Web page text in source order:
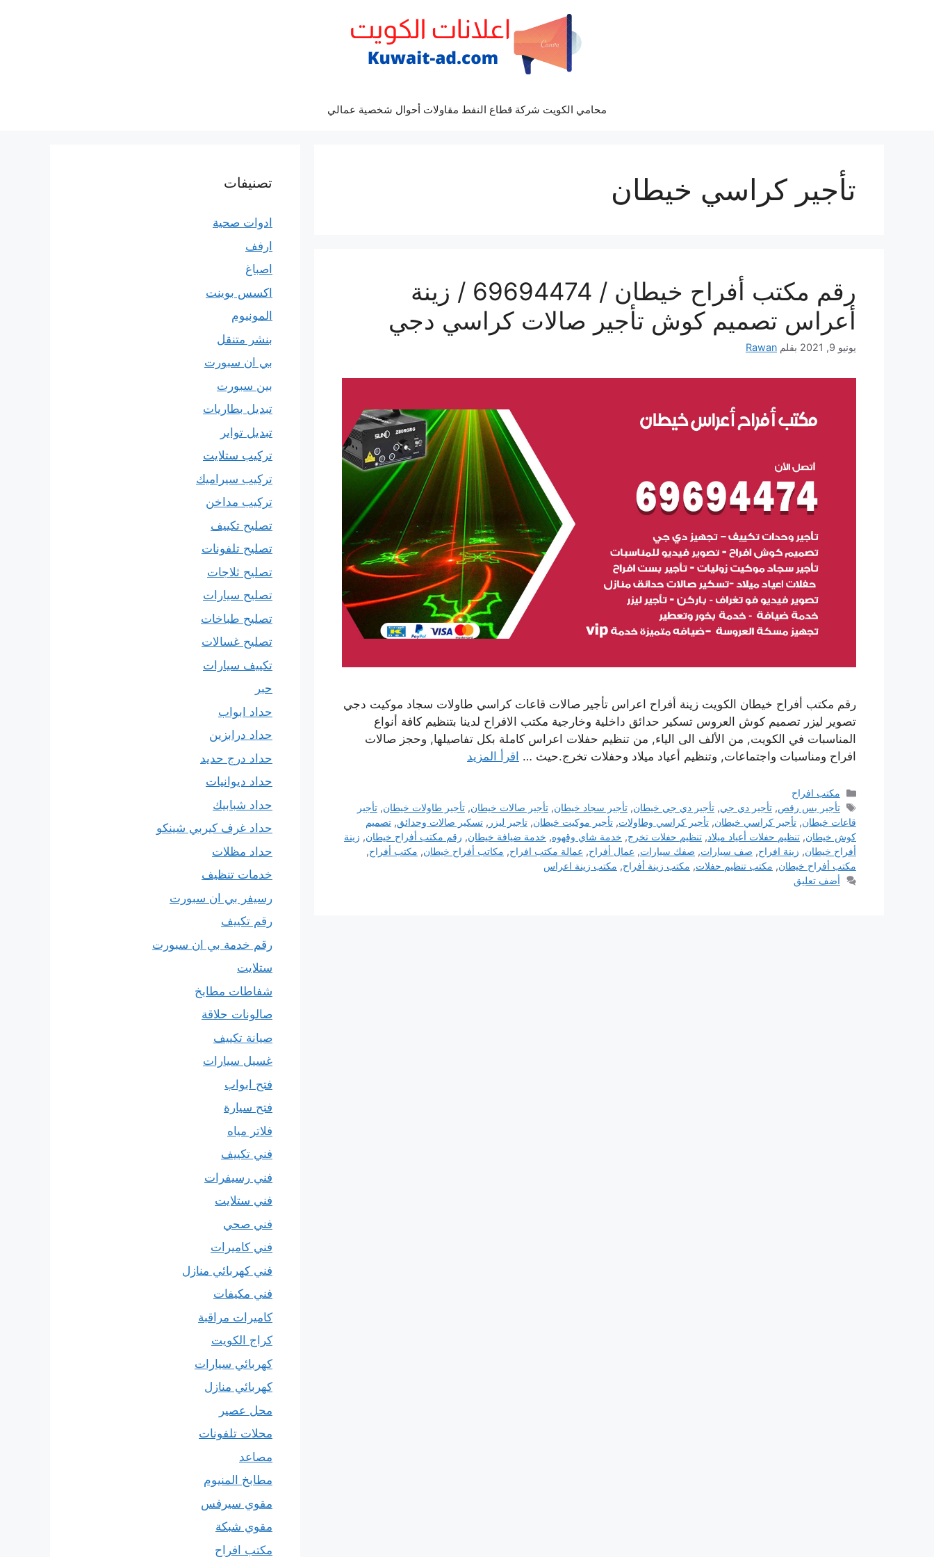
محامي الكويت شركة قطاع النفط مقاولات أحوال شخصية عمالي
تأجير كراسي خيطان
رقم مكتب أفراح خيطان / 69694474 / زينة
أعراس تصميم كوش تأجير صالات كراسي دجي
يونيو 9, 2021 بقلم Rawan
رقم مكتب أفراح خيطان الكويت زينة أفراح اعراس تأجير صالات قاعات كراسي طاولات سجاد موكيت دجي
تصوير ليزر تصميم كوش العروس تسكير حدائق داخلية وخارجية مكتب الافراح لدينا بتنظيم كافة أنواع
المناسبات في الكويت, من الألف الى الياء, من تنظيم حفلات اعراس كاملة بكل تفاصيلها, وحجز صالات
افراح ومناسبات واجتماعات, وتنظيم أعياد ميلاد وحفلات تخرج.حيث … اقرأ المزيد
التصنيفات
مكتب افراح
الوسوم
تأجير بس رقص,تأجير دي جي,تأجير دي جي خيطان,تأجير سجاد خيطان,تأجير صالات خيطان,تأجير طاولات خيطان,تأجير
قاعات خيطان, تأجير كراسي خيطان, تأجير كراسي وطاولات, تأجير موكيت خيطان, تاجير ليزر , تسكير صالات وحدائق, تصميم
كوش خيطان, تنظيم حفلات أعياد ميلاد, تنظيم حفلات تخرج, خدمة شاي وقهوه, خدمة ضيافة خيطان, رقم مكتب أفراح خيطان, زينة
أفراح خيطان, زينة افراح, صف سيارات, صفك سيارات, عمال أفراح, عمالة مكتب افراح, مكاتب أفراح خيطان, مكتب أفراح,
مكتب أفراح خيطان, مكتب تنظيم حفلات, مكتب زينة أفراح, مكتب زينة اعراس
أضف تعليق
تصنيفات
ادوات صحية
ارفف
اصباغ
اكسس بوينت
المونيوم
بنشر متنقل
بي ان سبورت
بين سبورت
تبديل بطاريات
تبديل تواير
تركيب ستلايت
تركيب سيراميك
تركيب مداخن
تصليح تكييف
تصليح تلفونات
تصليح ثلاجات
تصليح سيارات
تصليح طباخات
تصليح غسالات
تكييف سيارات
حبر
حداد ابواب
حداد درابزين
حداد درج حديد
حداد ديوانيات
حداد شبابيك
حداد غرف كيربي شينكو
حداد مظلات
خدمات تنظيف
رسيفر بي ان سبورت
رقم تكييف
رقم خدمة بي ان سبورت
ستلايت
شفاطات مطابخ
صالونات حلاقة
صيانة تكييف
غسيل سيارات
فتح ابواب
فتح سيارة
فلاتر مياه
فني تكييف
فني رسيفرات
فني ستلايت
فني صحي
فني كاميرات
فني كهربائي منازل
فني مكيفات
كاميرات مراقبة
كراج الكويت
كهربائي سيارات
كهربائي منازل
محل عصير
محلات تلفونات
مصاعد
مطابخ المنيوم
مقوي سيرفس
مقوي شبكة
مكتب افراح